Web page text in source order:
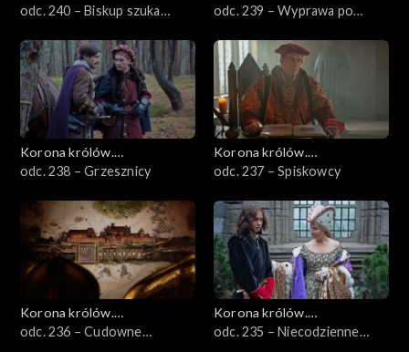
Jagiellonowie
odc. 240 – Biskup szuka
Jagiellonowie
odc. 239 – Wyprawa po
Korona królów.
Jagiellonowie
odc. 238 – Grzesznicy
Korona królów.
Jagiellonowie
odc. 237 – Spiskowcy
Korona królów.
Jagiellonowie
odc. 236 – Cudowne
Korona królów.
Jagiellonowie
odc. 235 – Niecodzienne